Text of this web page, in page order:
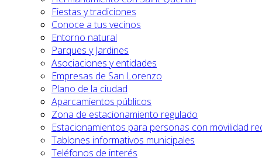
Fiestas y tradiciones
Conoce a tus vecinos
Entorno natural
Parques y Jardines
Asociaciones y entidades
Empresas de San Lorenzo
Plano de la ciudad
Aparcamientos públicos
Zona de estacionamiento regulado
Estacionamientos para personas con movilidad
Tablones informativos municipales
Teléfonos de interés